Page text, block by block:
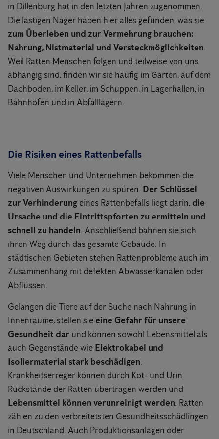
in Dillenburg hat in den letzten Jahren zugenommen.
Die lästigen Nager haben hier alles gefunden, was sie
zum Überleben und zur Vermehrung brauchen:
Nahrung, Nistmaterial und Versteckmöglichkeiten.
Weil Ratten Menschen folgen und teilweise von uns
abhängig sind, finden wir sie häufig im Garten, auf dem
Dachboden, im Keller, im Schuppen, in Lagerhallen, in
Bahnhöfen und in Abfalllagern.
Die Risiken eines Rattenbefalls
Viele Menschen und Unternehmen bekommen die
negativen Auswirkungen zu spüren. Der Schlüssel
zur Verhinderung eines Rattenbefalls liegt darin, die
Ursache und die Eintrittspforten zu ermitteln und
schnell zu handeln. Anschließend bahnen sie sich
ihren Weg durch das gesamte Gebäude. In
städtischen Gebieten stehen Rattenprobleme auch im
Zusammenhang mit defekten Abwasserkanälen oder
Abflüssen.
Gelangen die Tiere auf der Suche nach Nahrung in
Innenräume, stellen sie eine Gefahr für unsere
Gesundheit dar und können sowohl Lebensmittel als
auch Gegenstände wie Elektrokabel und
Isoliermaterial stark beschädigen.
Krankheitserreger können durch Kot- und Urin
Rückstände der Ratten übertragen werden und
Lebensmittel können verunreinigt werden. Ratten
zählen zu den verbreitetsten Gesundheitsschädlingen
in Deutschland. Auch Produktionsanlagen oder